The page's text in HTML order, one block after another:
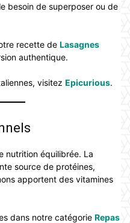
besoin de superposer ou de
recette de Lasagnes
authentique.
visitez Epicurious.
nutrition équilibrée. La
source de protéines,
apportent des vitamines
dans notre catégorie Repas